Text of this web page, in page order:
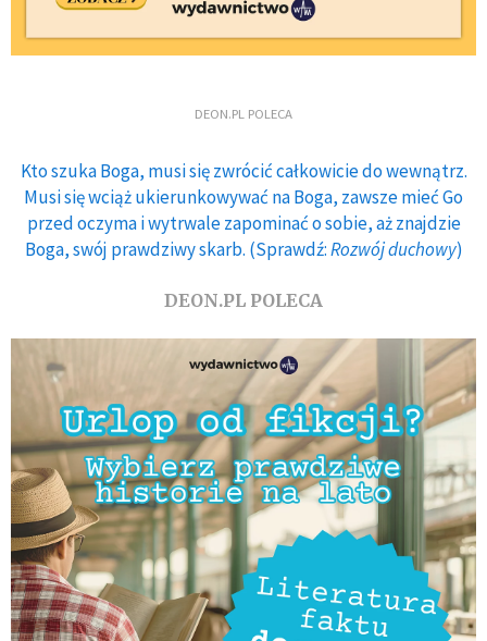
DEON.PL POLECA
Kto szuka Boga, musi się zwrócić całkowicie do wewnątrz.
Musi się wciąż ukierunkowywać na Boga, zawsze mieć Go
przed oczyma i wytrwale zapominać o sobie, aż znajdzie
Boga, swój prawdziwy skarb. (Sprawdź:Rozwój duchowy)
DEON.PL POLECA